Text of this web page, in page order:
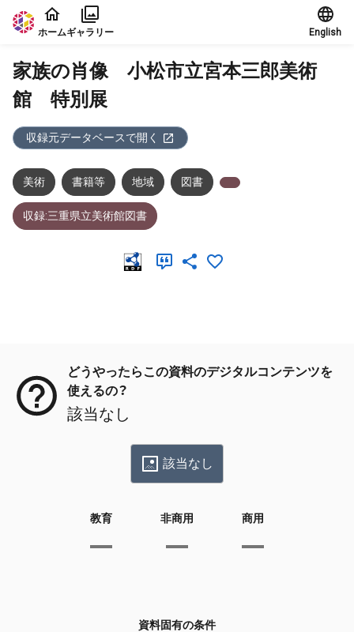
本文に飛ぶ
ホームギャラリー English
家族の肖像 小松市立宮本三郎美術
館 特別展
収録元データベースで開く
美術 書籍等 地域 図書
収録:三重県立美術館図書
どうやったらこの資料のデジタルコンテンツを
使えるの？
該当なし
該当なし
教育 非商用 商用
資料固有の条件